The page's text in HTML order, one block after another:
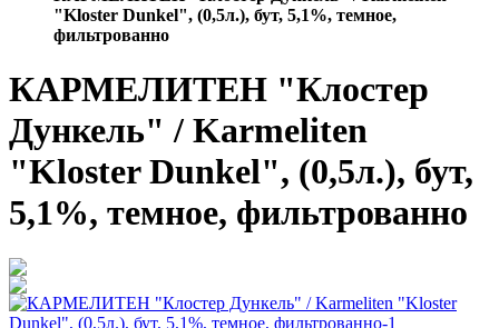
"Kloster Dunkel", (0,5л.), бут, 5,1%, темное,
фильтрованно
КАРМЕЛИТЕН "Клостер
Дункель" / Karmeliten
"Kloster Dunkel", (0,5л.), бут,
5,1%, темное, фильтрованно